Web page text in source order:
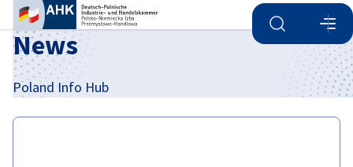
Suche öffnen
News
Poland Info Hub